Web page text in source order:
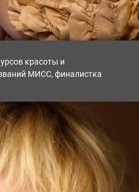
красоты и
МИСС, финалистка